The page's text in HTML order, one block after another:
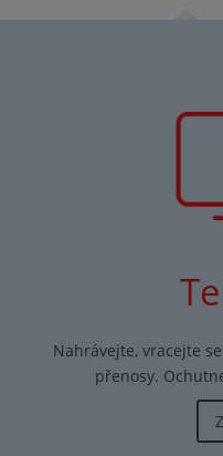
Nahrávejte, vracejte
přenosy.